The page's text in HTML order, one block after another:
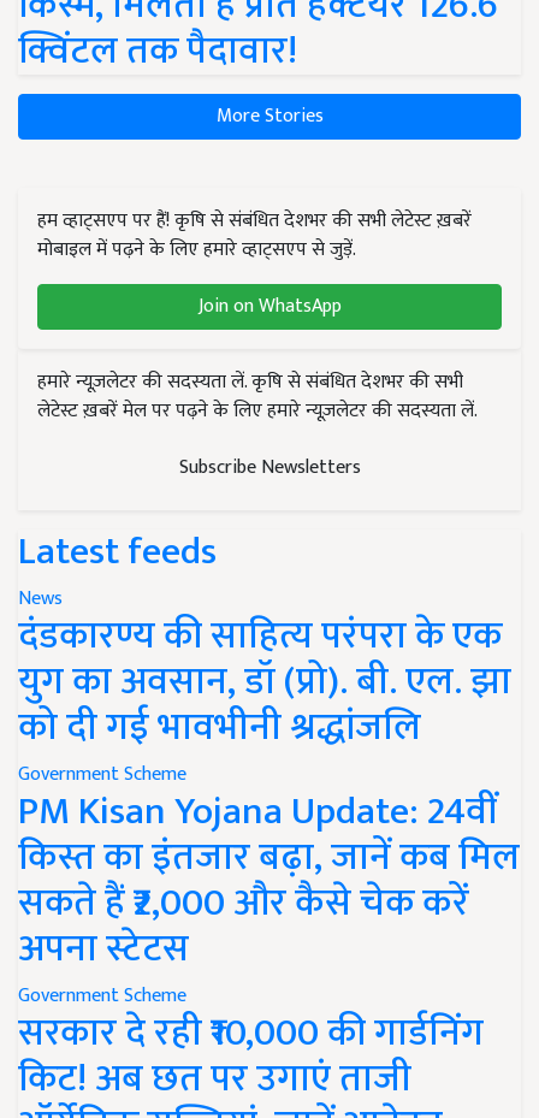
क्विंटल तक पैदावार!
More Stories
हम व्हाट्सएप पर हैं! कृषि से संबंधित देशभर की सभी लेटेस्ट ख़बरें
मोबाइल में पढ़ने के लिए हमारे व्हाट्सएप से जुड़ें.
Join on WhatsApp
हमारे न्यूज़लेटर की सदस्यता लें. कृषि से संबंधित देशभर की सभी
लेटेस्ट ख़बरें मेल पर पढ़ने के लिए हमारे न्यूज़लेटर की सदस्यता लें.
Subscribe Newsletters
Latest feeds
News
दंडकारण्य की साहित्य परंपरा के एक
युग का अवसान, डॉ (प्रो). बी. एल. झा
को दी गई भावभीनी श्रद्धांजलि
Government Scheme
PM Kisan Yojana Update: 24वीं
किस्त का इंतजार बढ़ा, जानें कब मिल
सकते हैं ₹2,000 और कैसे चेक करें
अपना स्टेटस
Government Scheme
सरकार दे रही ₹10,000 की गार्डनिंग
किट! अब छत पर उगाएं ताजी